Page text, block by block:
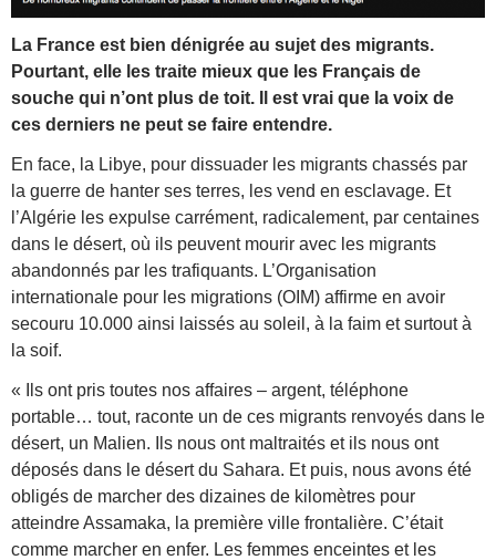
La France est bien dénigrée au sujet des migrants.
Pourtant, elle les traite mieux que les Français de
souche qui n’ont plus de toit. Il est vrai que la voix de
ces derniers ne peut se faire entendre.
En face, la Libye, pour dissuader les migrants chassés par
la guerre de hanter ses terres, les vend en esclavage. Et
l’Algérie les expulse carrément, radicalement, par centaines
dans le désert, où i ls peuvent mourir avec les migrants
abandonnés par les trafiquants. L’Organisation
internationale pour les migrations (OIM) affirme en avoir
secouru 10.000 ainsi laissés au soleil, à la faim et surtout à
la soif.
« Ils ont pris toutes nos affaires – argent, téléphone
portable… tout, raconte un de ces migrants renvoyés dans le
désert, un Malien. Ils nous ont maltraités et ils nous ont
déposés dans le désert du Sahara. Et puis, nous avons été
obligés de marcher des dizaines de kilomètres pour
atteindre Assamaka, la première ville frontalière. C’était
comme marcher en enfer. Les femmes enceintes et les